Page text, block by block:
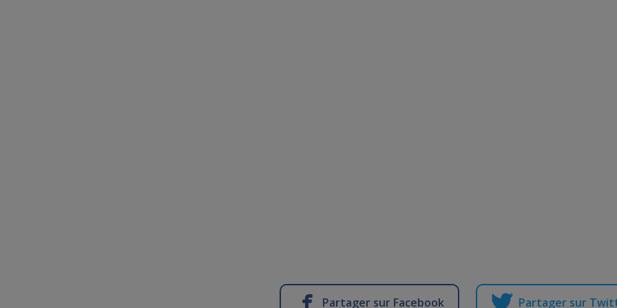
Partager sur Facebook Partager sur